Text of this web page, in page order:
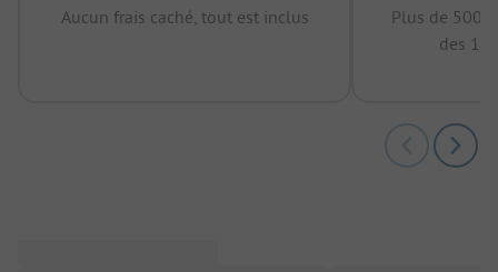
Aucun frais caché, tout est inclus
Plus de
des 12